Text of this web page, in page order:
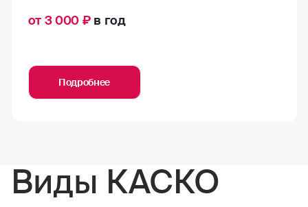
от 3 000 ₽в год
Подробнее
Виды КАСКО